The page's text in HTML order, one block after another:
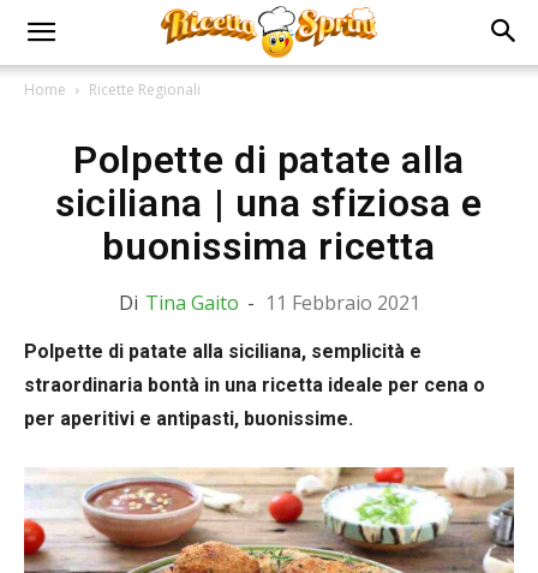
Home Ricette Regionali
Polpette di patate alla
siciliana | una sfiziosa e
buonissima ricetta
Di Tina Gaito - 11 Febbraio 2021
Polpette di patate alla siciliana, semplicità e
straordinaria bontà in una ricetta ideale per cena o
per aperitivi e antipasti, buonissime.